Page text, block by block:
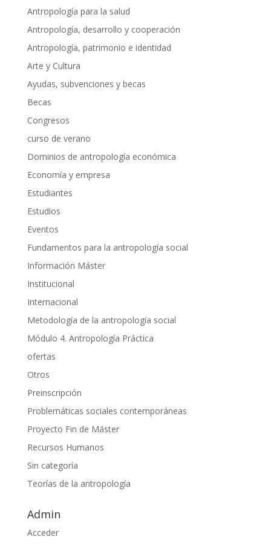
Antropología para la salud
Antropología, desarrollo y cooperación
Antropología, patrimonio e identidad
Arte y Cultura
Ayudas, subvenciones y becas
Becas
Congresos
curso de verano
Dominios de antropología económica
Economía y empresa
Estudiantes
Estudios
Eventos
Fundamentos para la antropología social
Información Máster
Institucional
Internacional
Metodología de la antropología social
Módulo 4. Antropología Práctica
ofertas
Otros
Preinscripción
Problemáticas sociales contemporáneas
Proyecto Fin de Máster
Recursos Humanos
Sin categoría
Teorías de la antropología
Admin
Acceder